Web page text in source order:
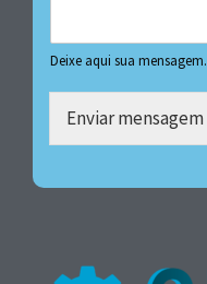
Deixe aqui sua mensagem.
Enviar mensagem